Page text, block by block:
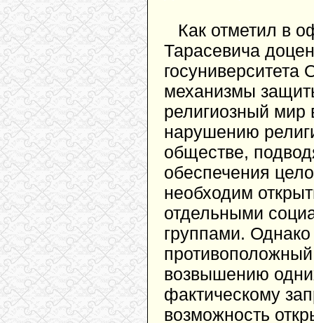
Как отметил в
Тарасевича
механизмы
религиозный мир
нарушению
обществе,
обеспечения
необходим
отдельными
группами.
возвышению
фактическому
возможность